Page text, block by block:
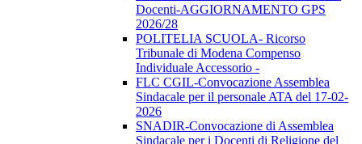
Docenti-AGGIORNAMENTO GPS
2026/28
POLITELIA SCUOLA- Ricorso
Tribunale di Modena Compenso
Individuale Accessorio -
FLC CGIL-Convocazione Assemblea
Sindacale per il personale ATA del 17-02-
2026
SNADIR-Convocazione di Assemblea
Sindacale per i Docenti di Religione del